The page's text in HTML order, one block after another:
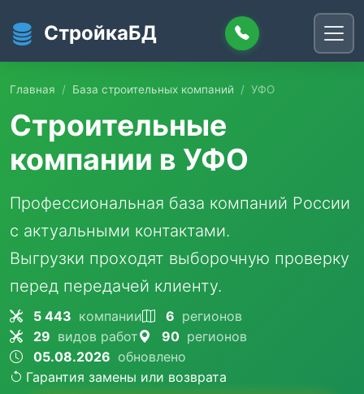
СтройкаБД
Главная База строительных компаний УФО
Строительные
компании в УФО
Профессиональная база компаний России
с актуальными контактами.
Выгрузки проходят выборочную проверку
перед передачей клиенту.
5 443 компании 6 регионов
29 видов работ 90 регионов
05.08.2026 обновлено
Гарантия замены или возврата